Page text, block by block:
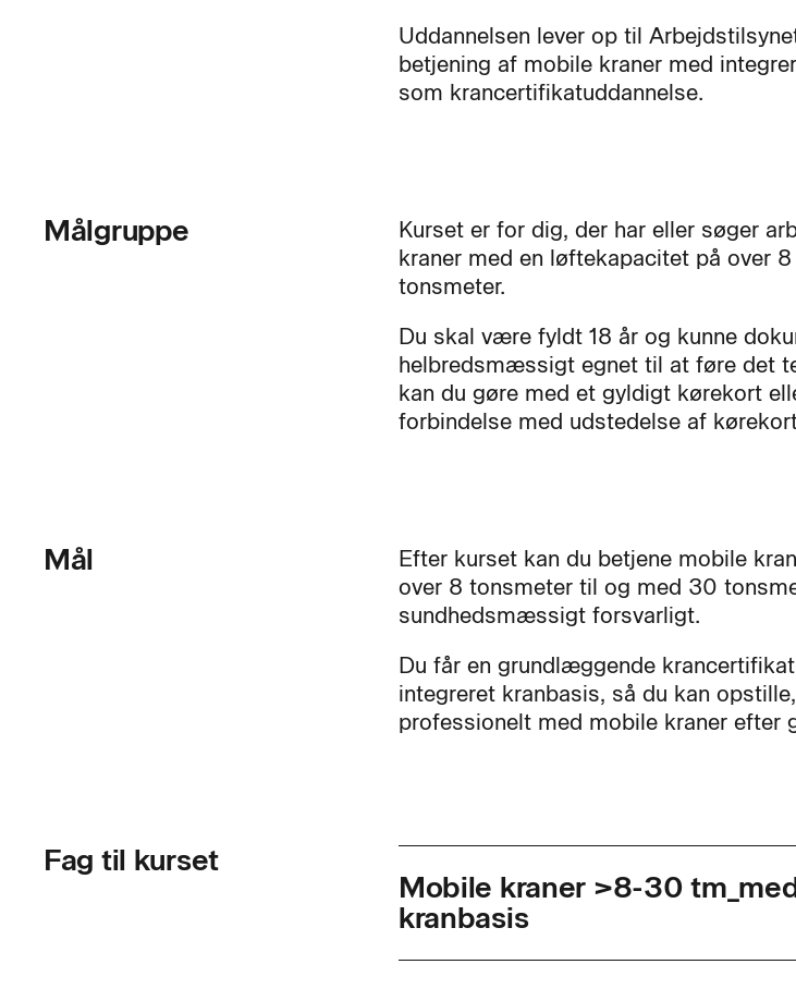
Uddannelsen lever op til
betjening af mobile kraner med
som krancertifikatuddannelse.
Målgruppe
Kurset er for dig, der har eller søger
kraner med en løftekapacitet på over
tonsmeter.
Du skal være fyldt 18 år og kunne
helbredsmæssigt egnet til at føre det
kan du gøre med et gyldigt kørekort
forbindelse med udstedelse af
Mål
Efter kurset kan du betjene mobile
over 8 tonsmeter til og med 30
sundhedsmæssigt forsvarligt.
Du får en grundlæggende
integreret kranbasis, så du kan
professionelt med mobile kraner efter
Fag til kurset
Mobile kraner >8-30
kranbasis